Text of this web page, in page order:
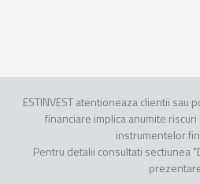
ESTINVEST atentioneaza clientii sau
financiare implica anumite
instrumentelor
Pentru detalii consultati sectiunea